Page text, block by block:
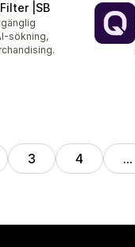
|SB
sökning,
3 4 …